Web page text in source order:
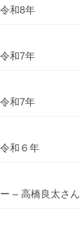
和8年
和7年
和7年
和６年
– 高橋良太さん